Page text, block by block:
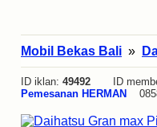
Mobil Bekas Bali »
ID iklan: 49492 ID
Pemesanan HERMAN